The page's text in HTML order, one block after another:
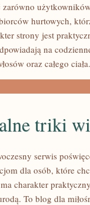
zarówno
hurtowych,
strony jest
na
oraz całego
triki
serwis
dla osób, które
charakter
To blog dla